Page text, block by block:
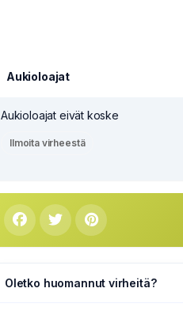
Aukioloajat
Aukioloajat eivät koske
Ilmoita virheestä
Oletko huomannut virheitä?